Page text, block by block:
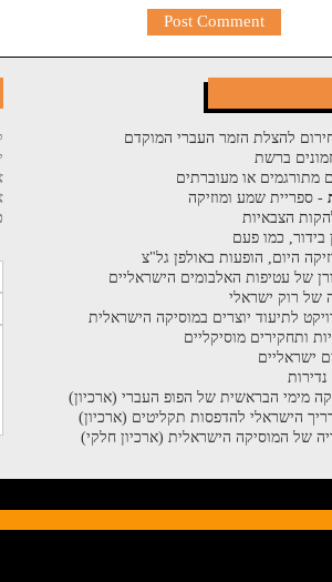
להצלת הזמר העברי המוקדם
ברשת
מתורגמים או מעוברתים
- ספריית שמע ומוזיקה
הצבאיות
בידור, כמו פעם
היום, הופעות באולפן גל"צ
של עטיפות האלבומים הישראליים
רוק ישראלי
לתיעוד יוצרים במוסיקה הישראלית
ותחקירים מוסיקליים
ישראליים
מימי הבראשית של הפופ העברי (ארכיון)
הישראלי להדפסות תקליטים (ארכיון)
של המוסיקה הישראלית (ארכיון חלקי)